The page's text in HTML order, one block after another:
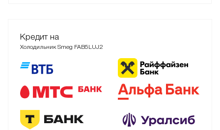
Кредит на
Холодильник Smeg FAB5LUJ2